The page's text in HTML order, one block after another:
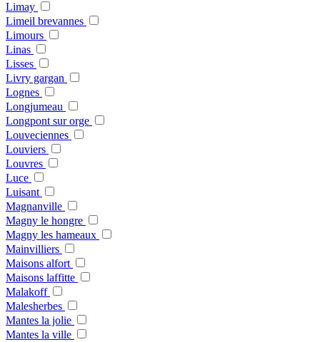
Limay
Limeil brevannes
Limours
Linas
Lisses
Livry gargan
Lognes
Longjumeau
Longpont sur orge
Louveciennes
Louviers
Louvres
Luce
Luisant
Magnanville
Magny le hongre
Magny les hameaux
Mainvilliers
Maisons alfort
Maisons laffitte
Malakoff
Malesherbes
Mantes la jolie
Mantes la ville